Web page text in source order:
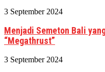
3 September 2024
Menjadi Semeton Bali
“Megathrust”
3 September 2024